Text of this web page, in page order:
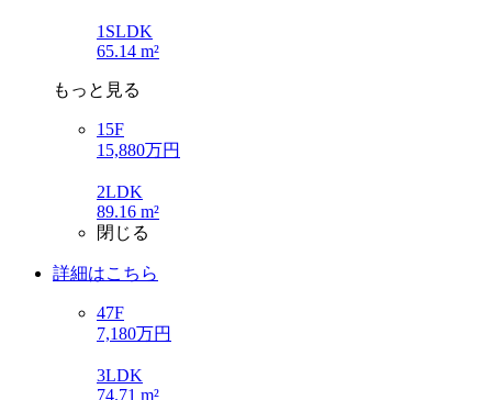
1SLDK
65.14 m²
もっと見る
15F
15,880万円
2LDK
89.16 m²
閉じる
詳細はこちら
47F
7,180万円
3LDK
74.71 m²